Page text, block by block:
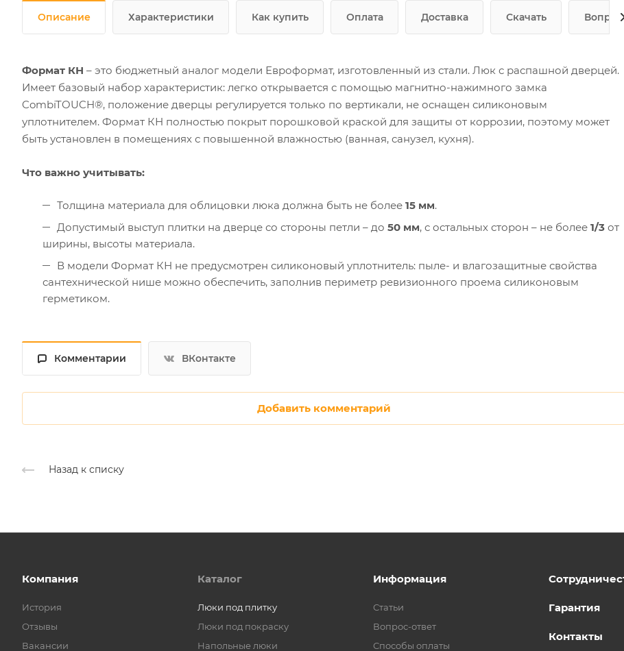
Описание Характеристики Как купить Оплата Доставка Скачать
Формат КН – это бюджетный аналог модели Евроформат, изготовленный из стали. Люк с распашной дверцей.
Имеет базовый набор характеристик: легко открывается с помощью магнитно-нажимного замка
CombiTOUCH®, положение дверцы регулируется только по вертикали, не оснащен силиконовым
уплотнителем. Формат КН полностью покрыт порошковой краской для защиты от коррозии, поэтому может
быть установлен в помещениях с повышенной влажностью (ванная, санузел, кухня).
Что важно учитывать:
Толщина материала для облицовки люка должна быть не более 15 мм.
Допустимый выступ плитки на дверце со стороны петли – до 50 мм, с остальных сторон – не более 1/3 от
ширины, высоты материала.
В модели Формат КН не предусмотрен силиконовый уплотнитель: пыле- и влагозащитные свойства
сантехнической нише можно обеспечить, заполнив периметр ревизионного проема силиконовым
герметиком.
Комментарии ВКонтакте
Добавить комментарий
Назад к списку
Компания
История
Отзывы
Вакансии
Каталог
Люки под плитку
Люки под покраску
Напольные люки
Информация
Статьи
Вопрос-ответ
Способы оплаты
Гарантия
Контакты